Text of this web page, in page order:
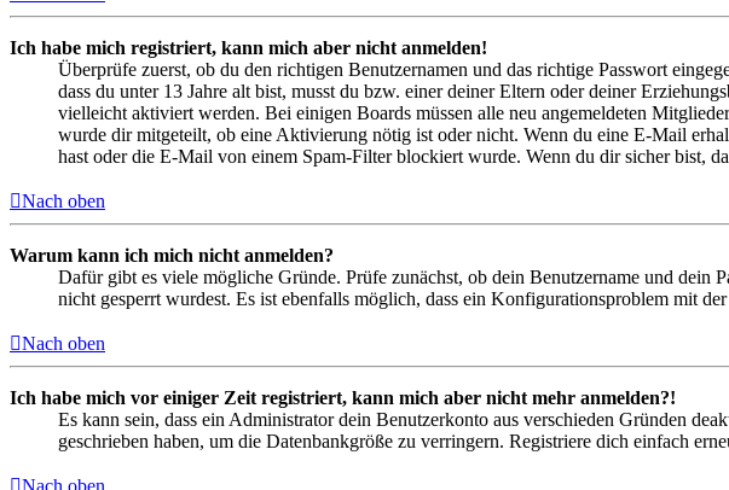
Ich habe mich registriert, kann mich aber nicht anmelden!
Überprüfe zuerst, ob du den richtigen Benutzernamen und das richtige Passwort
dass du unter 13 Jahre alt bist, musst du bzw. einer deiner Eltern oder deiner
vielleicht aktiviert werden. Bei einigen Boards müssen alle neu angemeldeten
wurde dir mitgeteilt, ob eine Aktivierung nötig ist oder nicht. Wenn du eine E-Mail
hast oder die E-Mail von einem Spam-Filter blockiert wurde. Wenn du dir sicher bist,
Nach oben
Warum kann ich mich nicht anmelden?
Dafür gibt es viele mögliche Gründe. Prüfe zunächst, ob dein Benutzername und dein
nicht gesperrt wurdest. Es ist ebenfalls möglich, dass ein Konfigurationsproblem mit
Nach oben
Ich habe mich vor einiger Zeit registriert, kann mich aber nicht mehr anmelden?!
Es kann sein, dass ein Administrator dein Benutzerkonto aus verschieden Gründen
geschrieben haben, um die Datenbankgröße zu verringern. Registriere dich einfach
Nach oben